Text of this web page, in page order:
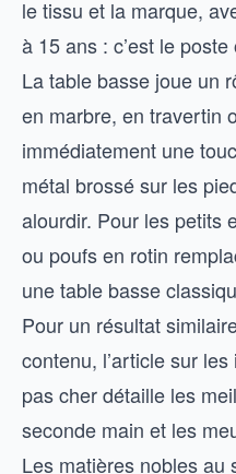
le tissu et la marque,
à 15 ans : c’est le
La table basse joue un
en marbre, en travertin
immédiatement une
métal brossé sur les
alourdir. Pour les petits
ou poufs en rotin
une table basse
Pour un résultat
contenu, l’article sur les
pas cherdétaille les
seconde main et les
Les matières nobles au